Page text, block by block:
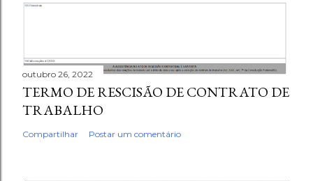
outubro 26, 2022
TERMO DE RESCISÃO DE CONTRATO DE
TRABALHO
Compartilhar Postar um comentário